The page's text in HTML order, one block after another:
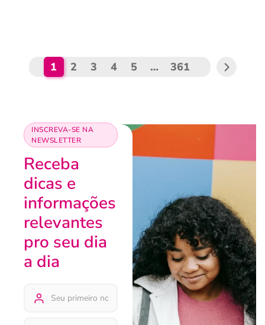
1 2 3 4 5 … 361
INSCREVA-SE NA
NEWSLETTER
Receba
dicas e
informações
relevantes
pro seu dia
a dia